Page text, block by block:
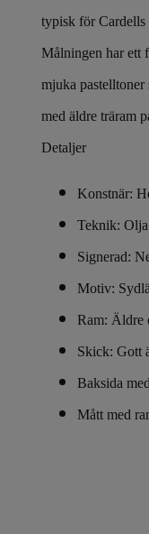
typisk för Cardells
Målningen har ett
mjuka
med äldre träram
Detaljer
Konstnär:
Teknik:
Signerad:
Motiv:
Ram: Äldre
Skick: Gott
Baksida
Mått med